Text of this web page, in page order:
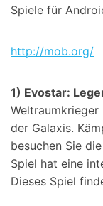
Spiele für
http://mob.org/
1) Evostar:
der Galaxis.
besuchen Sie
Spiel hat eine
Dieses Spiel